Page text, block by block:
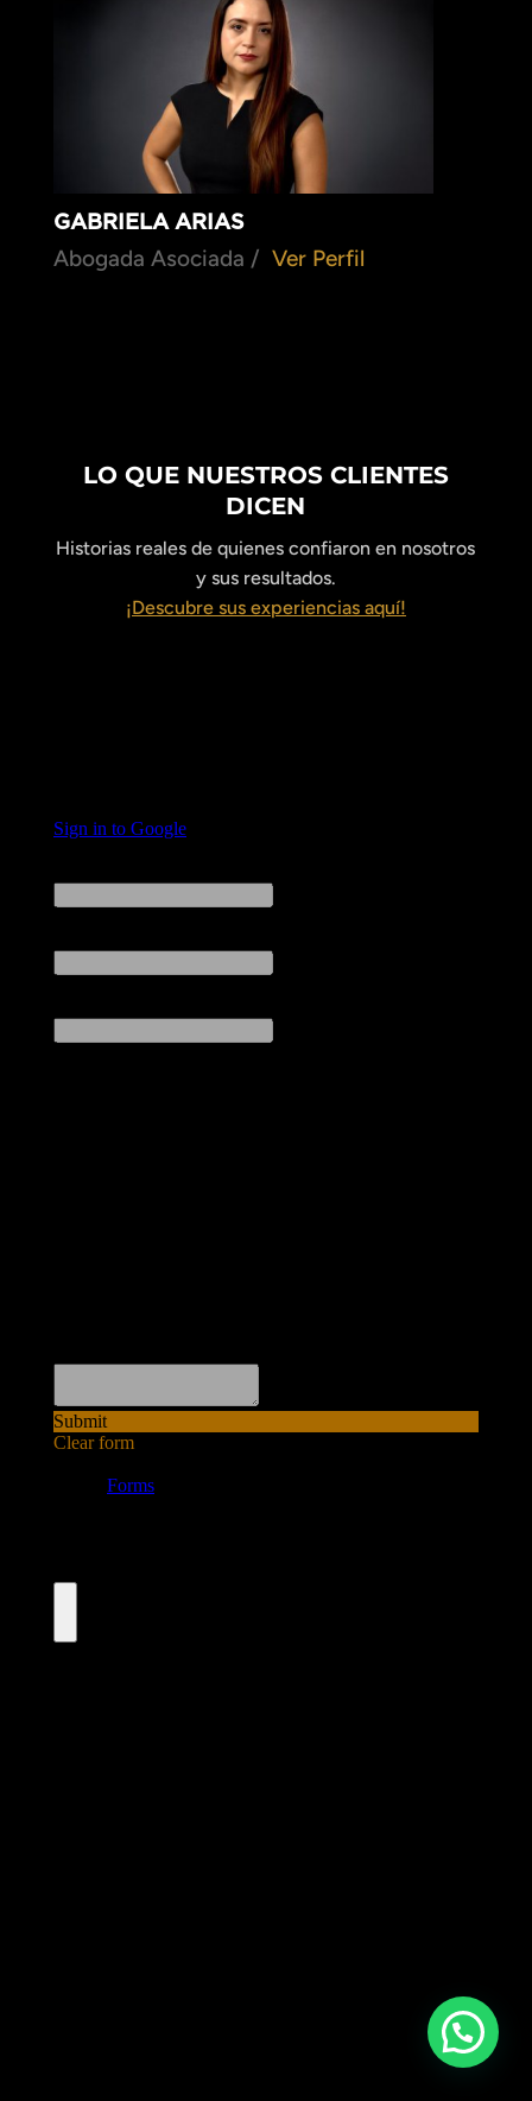
GABRIELA ARIAS
Abogada Asociada / Ver Perfil
LO QUE NUESTROS CLIENTES
DICEN
Historias reales de quienes confiaron en nosotros
y sus resultados.
¡Descubre sus experiencias aquí!